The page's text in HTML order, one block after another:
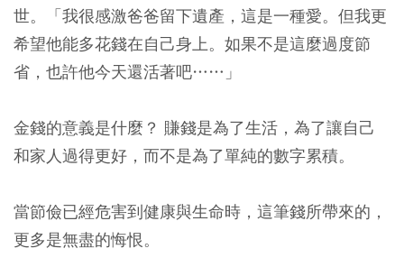
世。
「我很感激爸爸留下遺產，這是一種愛。但我更
希望他能多花錢在自己身上。如果不是這麼過度節
省，也許他今天還活著吧……」
金錢的意義是什麼？ 賺錢是為了生活，為了讓自己
和家人過得更好，而不是為了單純的數字累積。
當節儉已經危害到健康與生命時，這筆錢所帶來的，
更多是無盡的悔恨。